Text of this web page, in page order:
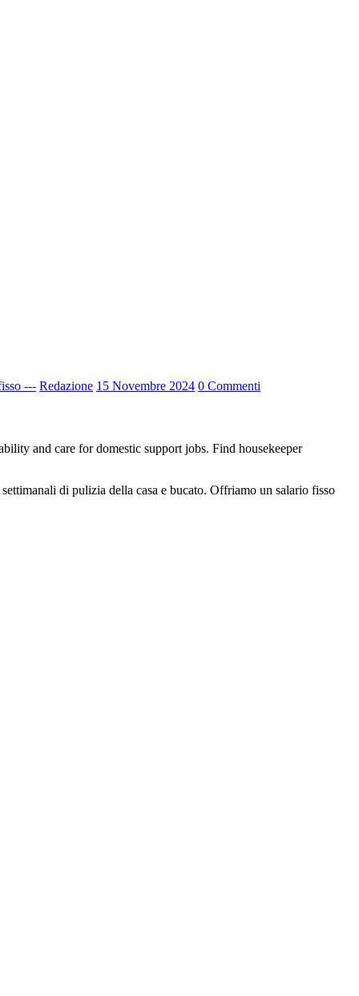
--- Redazione 15 Novembre 2024 0 Commenti
di pulizia della casa e bucato. Offriamo un salario fisso